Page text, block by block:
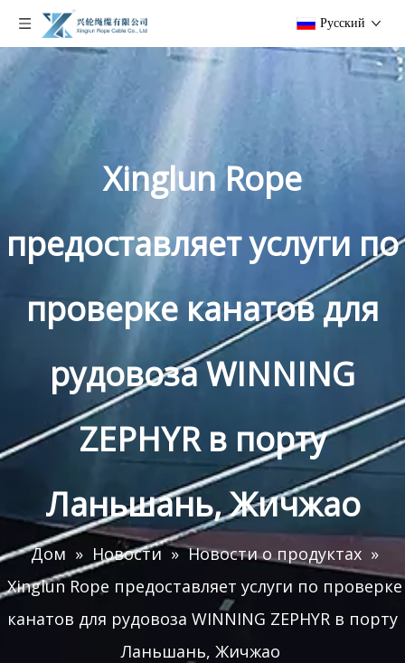
Pусский
Xinglun Rope
предоставляет услуги по
проверке канатов для
рудовоза WINNING
ZEPHYR в порту
Ланьшань, Жичжао
Дом » Новости » Новости о продуктах »
Xinglun Rope предоставляет услуги по проверке
канатов для рудовоза WINNING ZEPHYR в порту
Ланьшань, Жичжао